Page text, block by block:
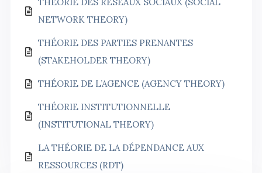
THÉORIE DES RÉSEAUX SOCIAUX (SOCIAL
NETWORK THEORY)
THÉORIE DES PARTIES PRENANTES
(STAKEHOLDER THEORY)
THÉORIE DE L’AGENCE (AGENCY THEORY)
THÉORIE INSTITUTIONNELLE
(INSTITUTIONAL THEORY)
LA THÉORIE DE LA DÉPENDANCE AUX
RESSOURCES (RDT)